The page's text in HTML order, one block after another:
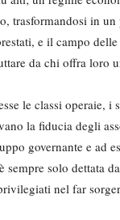
trasformandosi in
e il campo
da chi offra loro
le classi operaie,
la fiducia degli
governante e ad
sempre solo dettata
nel far